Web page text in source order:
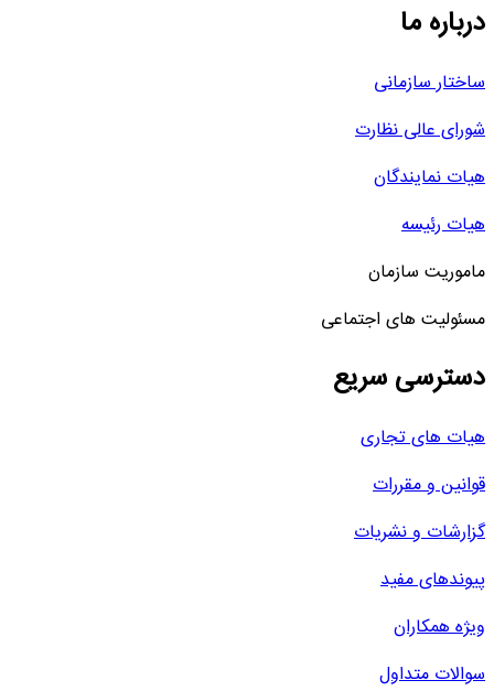
درباره ما
ساختار سازمانی
شورای عالی نظارت
هیات نمایندگان
هیات رئیسه
ماموریت سازمان
مسئولیت های اجتماعی
دسترسی سریع
هیات های تجاری
قوانین و مقررات
گزارشات و نشریات
پیوندهای مفید
ویژه همکاران
سوالات متداول